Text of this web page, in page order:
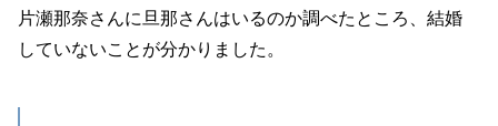
片瀬那奈さんに旦那さんはいるのか調べたところ、結婚
していないことが分かりました。